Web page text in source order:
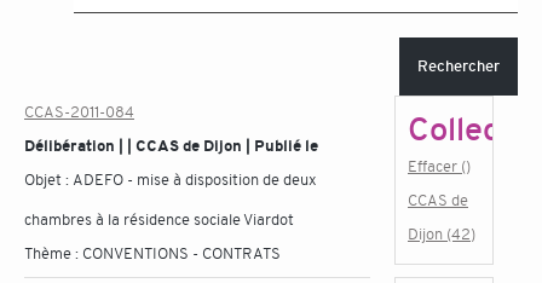
Rechercher
CCAS-2011-084
Délibération | | CCAS de Dijon | Publié le
Objet : ADEFO - mise à disposition de deux
chambres à la résidence sociale Viardot
Thème : CONVENTIONS - CONTRATS
Effacer ()
CCAS de
Dijon (42)